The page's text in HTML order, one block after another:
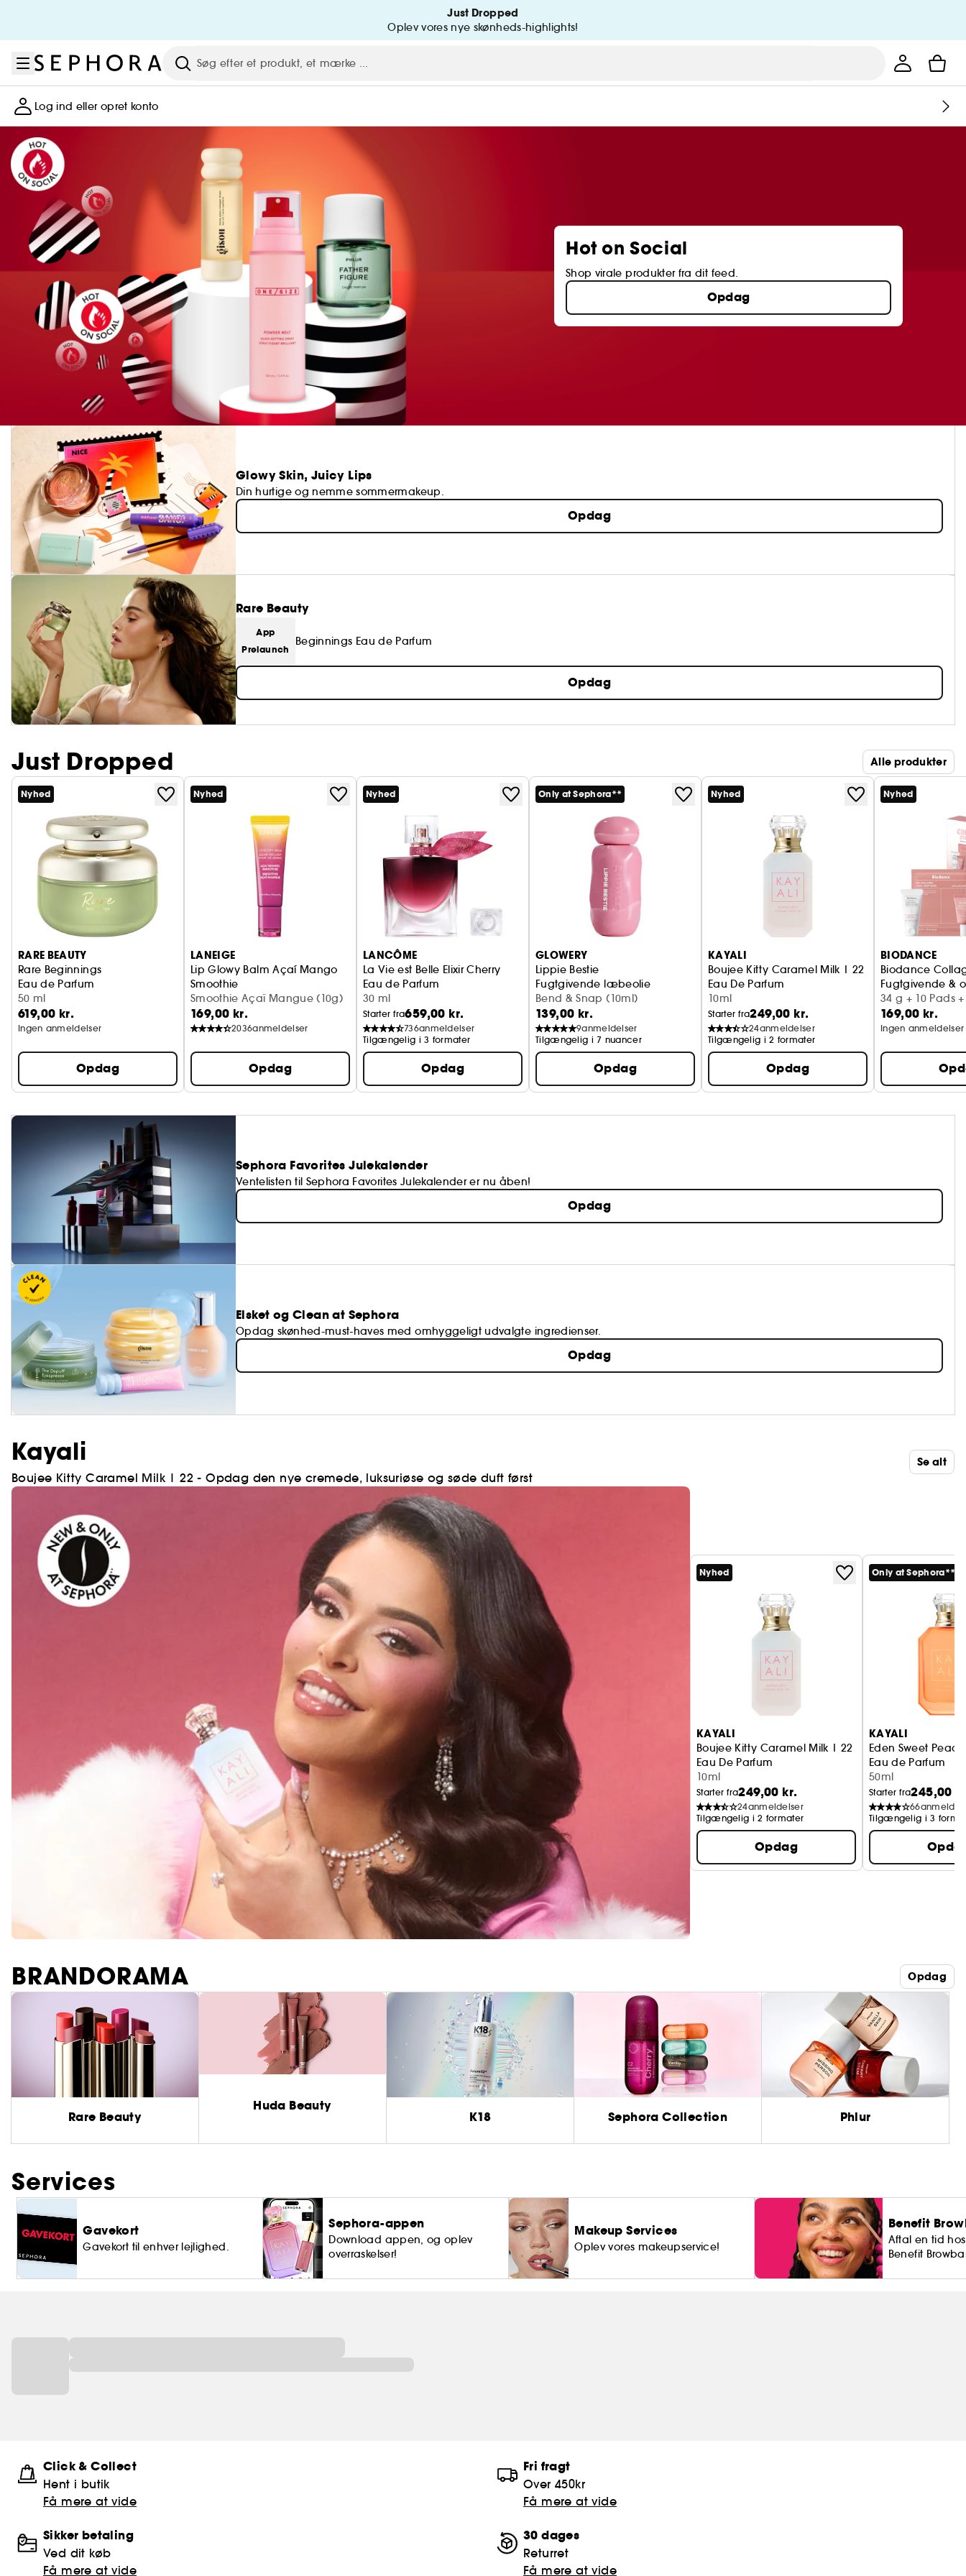
Just Dropped
Oplev vores nye skønheds-highlights!
Søg efter et produkt
Log ind eller opret konto
Hot on Social
Shop virale produkter fra dit feed.
Opdag
Glowy Skin, Juicy Lips
Din hurtige og nemme sommermakeup.
Opdag
Rare Beauty
App
Prelaunch
Beginnings Eau de Parfum
Opdag
Just Dropped Alle produkter
Nyhed
RARE BEAUTY
Rare Beginnings
Eau de Parfum
50 ml
619,00 kr.
Ingen anmeldelser
Opdag
Nyhed
LANEIGE
Lip Glowy Balm Açaí Mango
Smoothie
Fugtgivende og glansgivende læbebalm
Smoothie Açaï Mangue (10g)
169,00 kr.
2036anmeldelser
Opdag
Nyhed
LANCÔME
La Vie est Belle Elixir Cherry
Eau de Parfum
30 ml
Starter fra659,00 kr.
736anmeldelser
Tilgængelig i 3 formater
Opdag
Only at Sephora**
GLOWERY
Lippie Bestie
Fugtgivende læbeolie
Bend & Snap (10ml)
139,00 kr.
9anmeldelser
Tilgængelig i 7 nuancer
Opdag
Nyhed
KAYALI
Boujee Kitty Caramel Milk | 22
Eau De Parfum
10ml
Starter fra249,00 kr.
24anmeldelser
Tilgængelig i 2 formater
Opdag
Nyhed
BIODANCE
Biodance
Fugtgivende &
34 g + 10 Pads
+ 20 ml
169,00 kr.
Ingen anmeldelser
Sephora Favorites Julekalender
Ventelisten til Sephora Favorites Julekalender er nu åben!
Opdag
Elsket og Clean at Sephora
Opdag skønhed-must-haves med omhyggeligt udvalgte ingredienser.
Opdag
Kayali
Boujee Kitty Caramel Milk | 22 - Opdag den nye cremede, luksuriøse og søde duft først
Se alt
Nyhed
KAYALI
Boujee Kitty Caramel Milk | 22
Eau De Parfum
10ml
Starter fra249,00 kr.
24anmeldelser
Tilgængelig i 2 formater
Opdag
Only at Sephora**
KAYALI
Eden Sweet Peach
Eau de Parfum
50ml
Starter fra245,00
66
Tilgængelig i 3
BRANDORAMA Opdag
Rare Beauty
Huda Beauty
K18 Sephora Collection Phlur
Services
Gavekort
Gavekort til enhver lejlighed.
Sephora-appen
Download appen, og oplev
overraskelser!
Makeup Services
Oplev vores makeupservice!
Benefit
Aftal en tid hos
Benefit
Click & Collect
Hent i butik
Få mere at vide
Fri fragt
Over 450kr
Få mere at vide
Sikker betaling
Ved dit køb
Få mere at vide
30 dages
Returret
Få mere at vide